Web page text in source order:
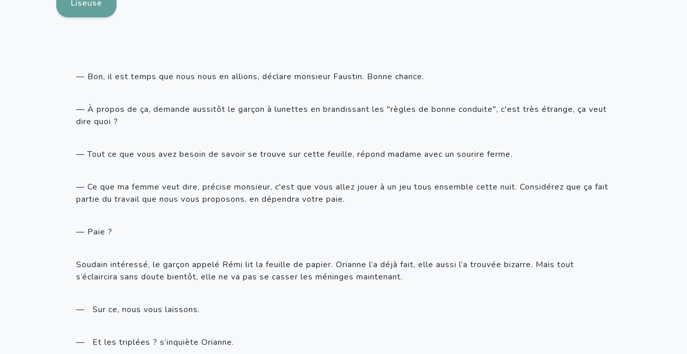
Liseuse
— Bon, il est temps que nous nous en allions, déclare monsieur Faustin. Bonne chance.
— À propos de ça, demande aussitôt le garçon à lunettes en brandissant les "règles de bonne conduite", c'est très étrange, ça veut
dire quoi ?
— Tout ce que vous avez besoin de savoir se trouve sur cette feuille, répond madame avec un sourire ferme.
— Ce que ma femme veut dire, précise monsieur, c'est que vous allez jouer à un jeu tous ensemble cette nuit. Considérez que ça fait
partie du travail que nous vous proposons, en dépendra votre paie.
— Paie ?
Soudain intéressé, le garçon appelé Rémi lit la feuille de papier. Orianne l’a déjà fait, elle aussi l’a trouvée bizarre. Mais tout
s’éclaircira sans doute bientôt, elle ne va pas se casser les méninges maintenant.
—   Sur ce, nous vous laissons.
—   Et les triplées ? s’inquiète Orianne.